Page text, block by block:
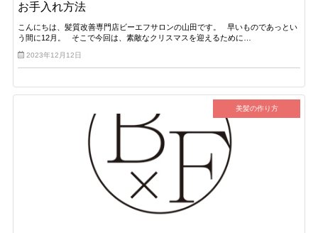
お手入れ方法
こんにちは、髪質改善専門店ビーエフサロンの山田です。 早いものであっとい
う間に12月。 そこで今回は、素敵なクリスマスを迎えるために…
2023年12月12日
美髪の作り方